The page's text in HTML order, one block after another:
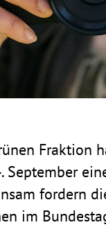
Frak­tion
September
fordern
im